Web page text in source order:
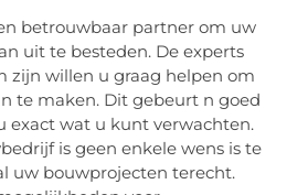
betrouwbaar partner om uw
uit te besteden. De experts
zijn willen u graag helpen om
te maken. Dit gebeurt n goed
exact wat u kunt verwachten.
is geen enkele wens is te
uw bouwprojecten terecht.